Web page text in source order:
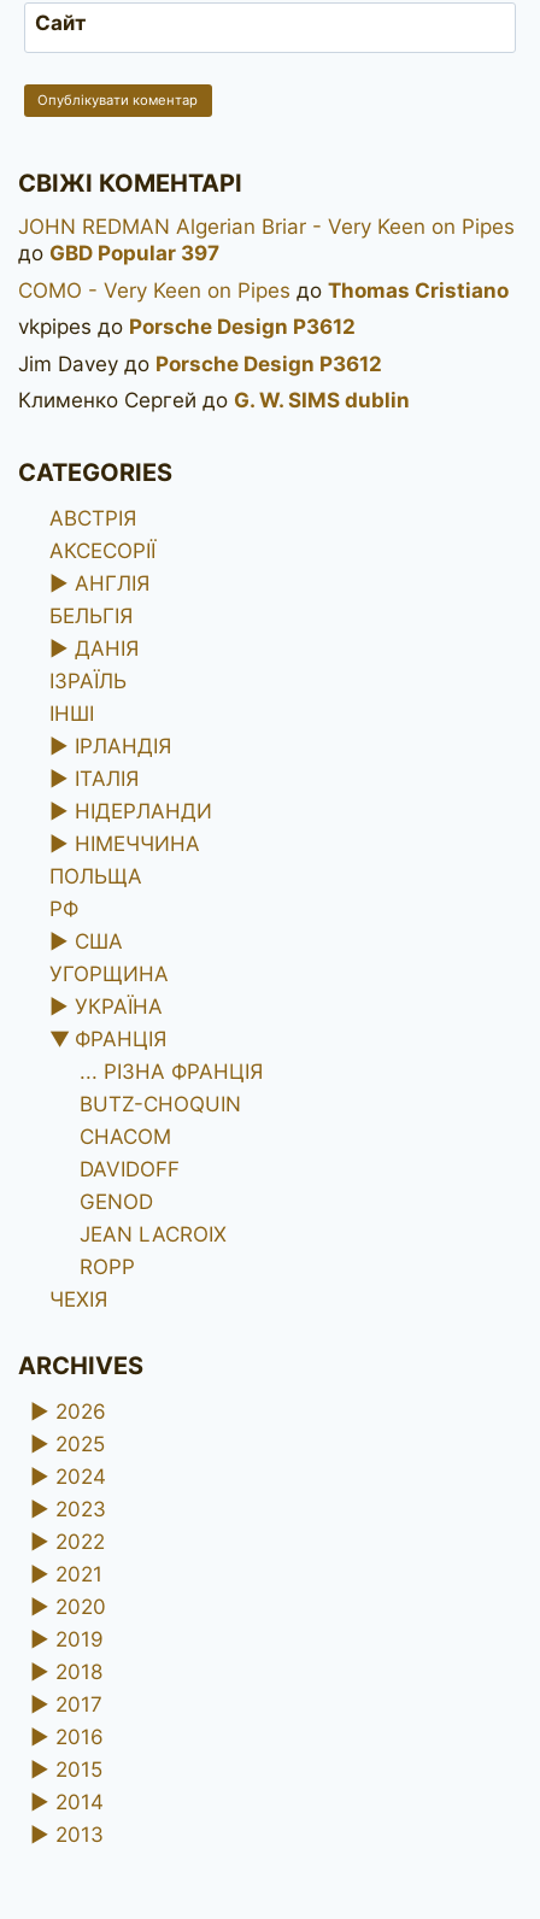
Сайт
СВІЖІ КОМЕНТАРІ
JOHN REDMAN Algerian Briar - Very Keen on Pipes
до GBD Popular 397
COMO - Very Keen on Pipes до Thomas Cristiano
vkpipes до Porsche Design P3612
Jim Davey до Porsche Design P3612
Клименко Сергей до G. W. SIMS dublin
CATEGORIES
АВСТРІЯ
АКСЕСОРІЇ
► АНГЛІЯ
БЕЛЬГІЯ
► ДАНІЯ
ІЗРАЇЛЬ
ІНШІ
► ІРЛАНДІЯ
► ІТАЛІЯ
► НІДЕРЛАНДИ
► НІМЕЧЧИНА
ПОЛЬЩА
РФ
► США
УГОРЩИНА
► УКРАЇНА
▼ ФРАНЦІЯ
... РІЗНА ФРАНЦІЯ
BUTZ-CHOQUIN
CHACOM
DAVIDOFF
GENOD
JEAN LACROIX
ROPP
ЧЕХІЯ
ARCHIVES
► 2026
► 2025
► 2024
► 2023
► 2022
► 2021
► 2020
► 2019
► 2018
► 2017
► 2016
► 2015
► 2014
► 2013